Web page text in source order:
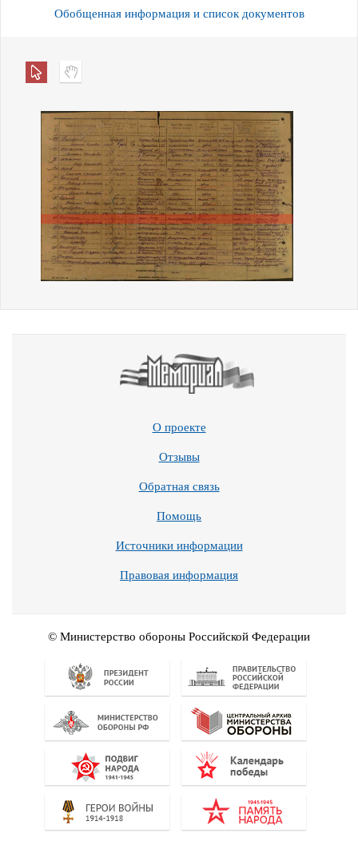
Обобщенная информация и список документов
О проекте
Отзывы
Обратная связь
Помощь
Источники информации
Правовая информация
© Министерство обороны Российской Федерации